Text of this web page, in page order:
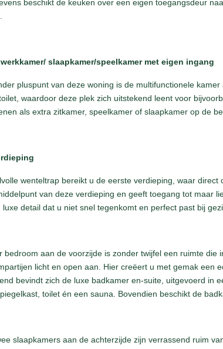
beschikt de keuken over een eigen toegangsdeur
slaapkamer/speelkamer met eigen ingang
pluspunt van deze woning is de multifunctionele
waardoor deze plek zich uitstekend leent voor
als extra zitkamer, speelkamer of slaapkamer op de
wenteltrap bereikt u de eerste verdieping, waar
van deze verdieping en geeft toegang tot maar
luxe detail dat u niet snel tegenkomt en perfect past bij
bedroom aan de voorzijde is zonder twijfel een ruimte
licht en open aan. Hier creëert u met gemak een
bevindt zich de luxe badkamer en-suite, uitgevoerd in
toilet én een sauna. Bovendien beschikt de
slaapkamers aan de achterzijde zijn verrassend ruim